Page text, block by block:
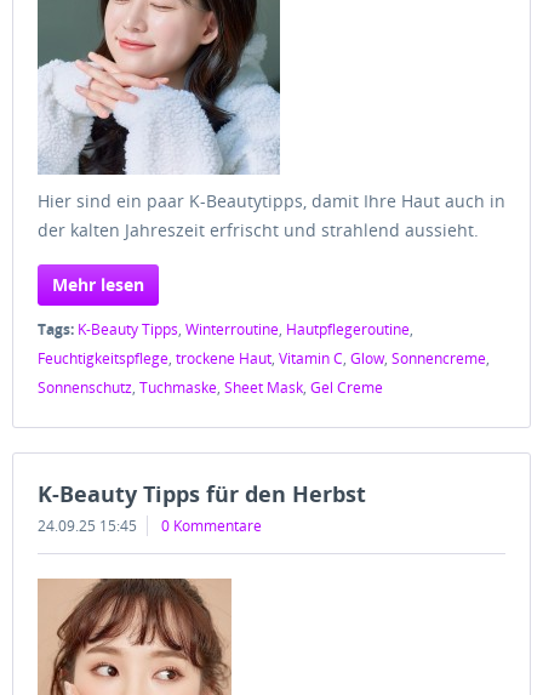
Hier sind ein paar K-Beautytipps, damit Ihre Haut auch in
der kalten Jahreszeit erfrischt und strahlend aussieht.
Mehr lesen
Tags: K-Beauty Tipps, Winterroutine, Hautpflegeroutine,
Feuchtigkeitspflege, trockene Haut, Vitamin C, Glow, Sonnencreme,
Sonnenschutz, Tuchmaske, Sheet Mask, Gel Creme
K-Beauty Tipps für den Herbst
24.09.25 15:45 0 Kommentare